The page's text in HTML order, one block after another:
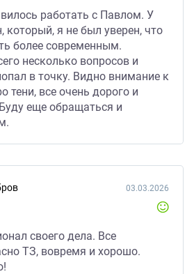
работать с Павлом. У
который, я не был уверен, что
более современным.
несколько вопросов и
в точку. Видно внимание к
тени, все очень дорого и
еще обращаться и
03.03.2026
своего дела. Все
ТЗ, вовремя и хорошо.